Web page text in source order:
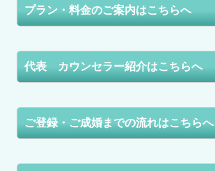
プラン・料金のご案内はこちらへ
代表 カウンセラー紹介はこちらへ
ご登録・ご成婚までの流れはこちらへ